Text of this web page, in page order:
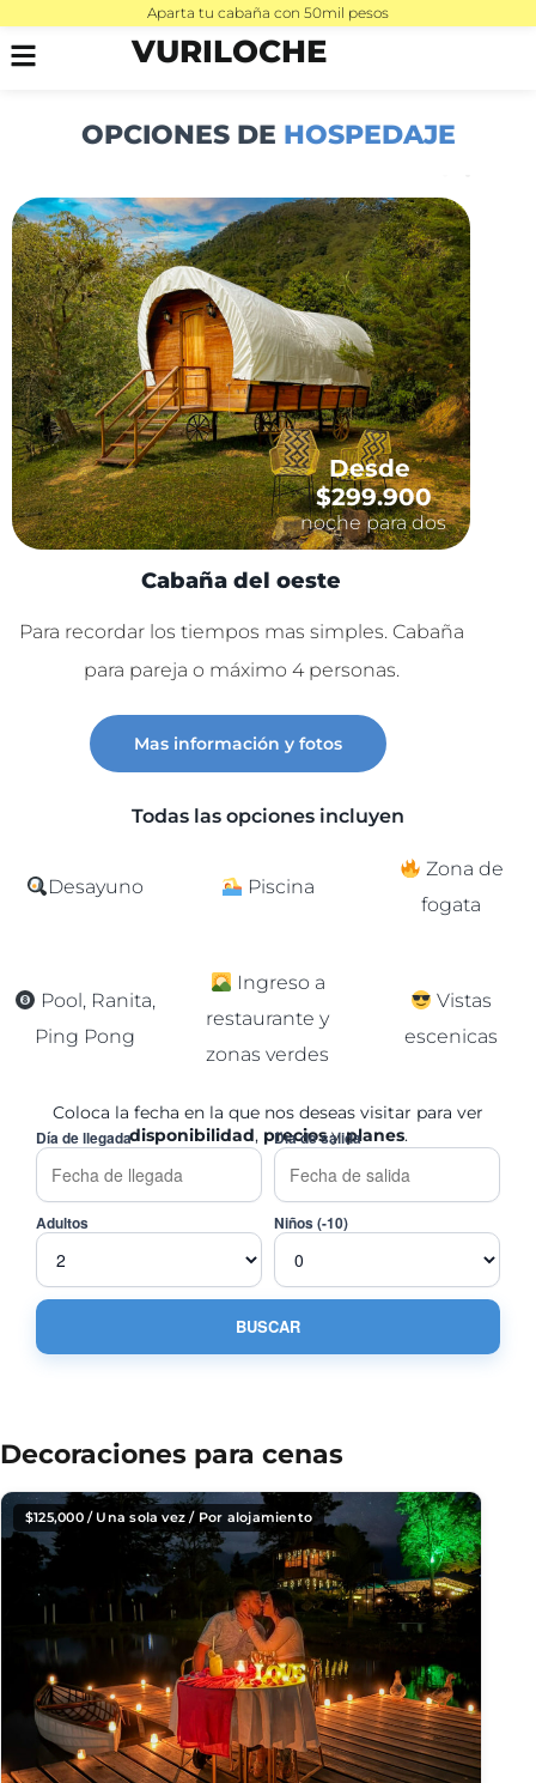
Aparta tu cabaña con 50mil pesos
VURILOCHE
OPCIONES DE HOSPEDAJE
Desde
$299.900
noche para dos
Cabaña del oeste
Para recordar los tiempos mas simples. Cabaña
para pareja o máximo 4 personas.
Mas información y fotos
Todas las opciones incluyen
Desayuno Piscina
Zona de
fogata
Pool, Ranita,
Ping Pong
Ingreso a
restaurante y
zonas verdes
Vistas
escenicas
Coloca la fecha en la que nos deseas visitar para ver
disponibilidad, preciosyplanes.
Día de llegada Día de salida
Adultos Niños (-10)
Decoraciones para cenas
$125,000/ Una sola vez / Por alojamiento